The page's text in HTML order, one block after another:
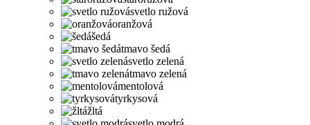
svetlo ružová
oranžová
šedá
tmavo šedá
svetlo zelená
tmavo zelená
mentolová
tyrkysová
žltá